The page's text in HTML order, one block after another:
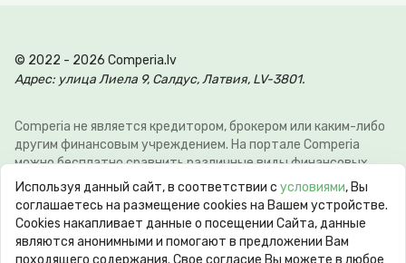
© 2022 - 2026 Comperia.lv
Адрес: улица Лиела 9, Салдус, Латвия, LV-3801.
Comperia не является кредитором, брокером или каким-либо
другим финансовым учреждением. На портале Comperia
можно бесплатно сравнить различные виды финансовых
услуг, для того что-бы клиент мог сэкономить свое время и
деньги. Э-почта:info@comperia.lv. Пример расчёта: при
взятии в долг 5000 € на 60 месяцев, ежемесячный платеж
106.93 €, общие затраты 6415.59 €, годовая процентная
ставка APR 10.78%. Максимальная годовая процентная
Используя данный сайт, в соответствии с условиями, Вы
соглашаетесь на размещение cookies на Вашем устройстве.
Сookies накапливает данные о посещении Сайта, данные
являются анонимными и помогают в предложении Вам
походящего содержания. Свое согласие Вы можете в любое